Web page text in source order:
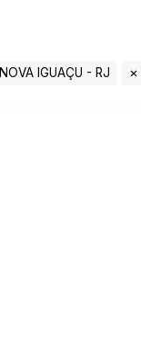
NOVA IGUAÇU - RJ